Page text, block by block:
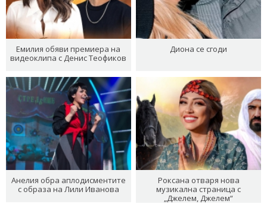
Емилия обяви премиера на
видеоклипа с Денис Теофиков
Диона се сгоди
Анелия обра аплодисментите
с образа на Лили Иванова
Роксана отваря нова
музикална страница с
„Джелем, Джелем“